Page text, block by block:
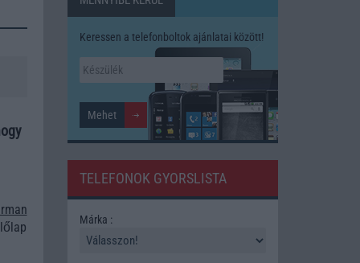
Keressen a telefonboltok ajánlatai között!
TELEFONOK GYORSLISTA
Márka :